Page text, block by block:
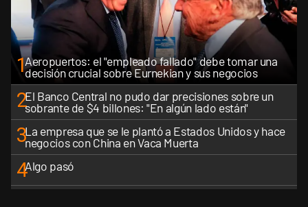
1Aeropuertos: el "empleado fallado" debe tomar una
decisión crucial sobre Eurnekian y sus negocios
2El Banco Central no pudo dar precisiones sobre un
sobrante de $4 billones: "En algún lado están"
3La empresa que se le plantó a Estados Unidos y hace
negocios con China en Vaca Muerta
4Algo pasó